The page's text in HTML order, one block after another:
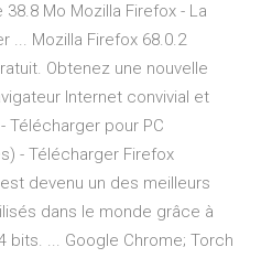
Mo Mozilla Firefox - La
... Mozilla Firefox 68.0.2
Obtenez une nouvelle
Internet convivial et
Télécharger pour PC
- Télécharger Firefox
devenu un des meilleurs
dans le monde grâce à
bits. ... Google Chrome; Torch